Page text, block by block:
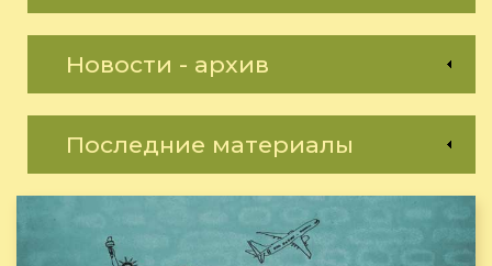
Новости - архив
Последние материалы